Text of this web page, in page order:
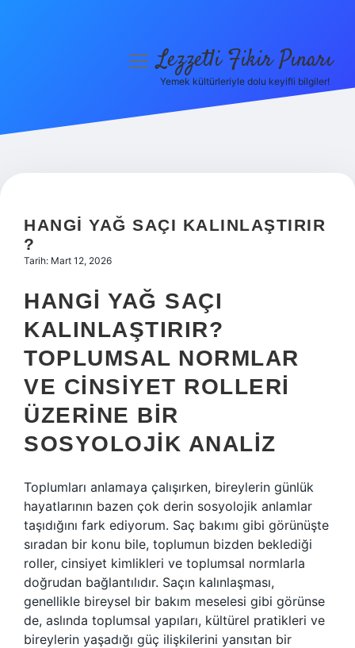
Hakkımızda
menüyüLezzetli Fikir Pınarı
Yemek kültürleriyle dolu keyifli bilgiler!
HANGI YAĞ SAÇI KALINLAŞTIRIR
?
Tarih: Mart 12, 2026
HANGI YAĞ SAÇI
KALINLAŞTIRIR?
TOPLUMSAL NORMLAR
VE CINSIYET ROLLERI
ÜZERINE BIR
SOSYOLOJIK ANALIZ
Toplumları anlamaya çalışırken, bireylerin günlük
hayatlarının bazen çok derin sosyolojik anlamlar
taşıdığını fark ediyorum. Saç bakımı gibi görünüşte
sıradan bir konu bile, toplumun bizden beklediği
roller, cinsiyet kimlikleri ve toplumsal normlarla
doğrudan bağlantılıdır. Saçın kalınlaşması,
genellikle bireysel bir bakım meselesi gibi görünse
de, aslında toplumsal yapıları, kültürel pratikleri ve
bireylerin yaşadığı güç ilişkilerini yansıtan bir